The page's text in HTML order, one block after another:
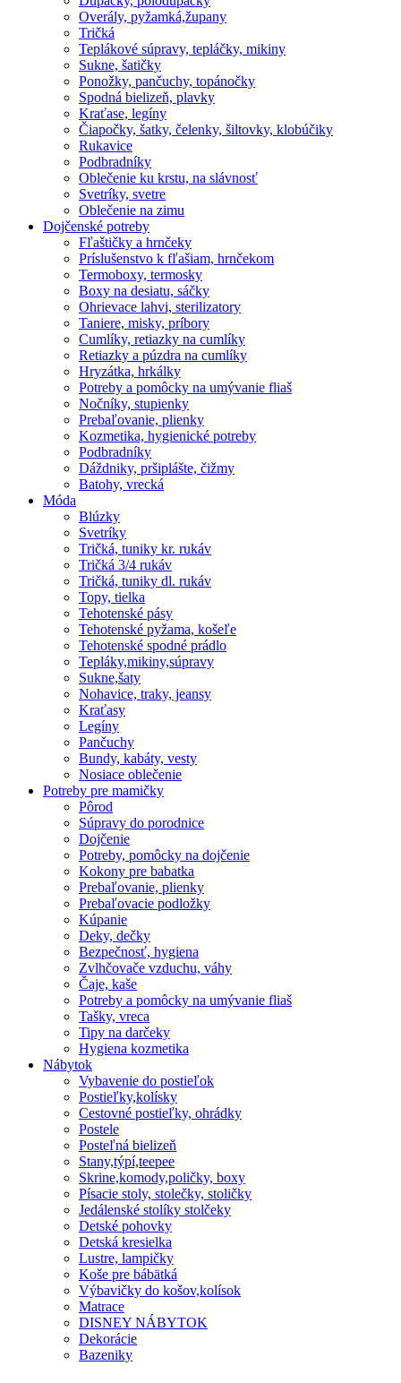
Overály, pyžamká,župany
Tričká
Teplákové súpravy, tepláčky, mikiny
Sukne, šatičky
Ponožky, pančuchy, topánočky
Spodná bielizeň, plavky
Kraťase, legíny
Čiapočky, šatky, čelenky, šiltovky, klobúčiky
Rukavice
Podbradníky
Oblečenie ku krstu, na slávnosť
Svetríky, svetre
Oblečenie na zimu
Dojčenské potreby
Fľaštičky a hrnčeky
Príslušenstvo k fľašiam, hrnčekom
Termoboxy, termosky
Boxy na desiatu, sáčky
Ohrievace lahvi, sterilizatory
Taniere, misky, príbory
Cumlíky, retiazky na cumlíky
Retiazky a púzdra na cumlíky
Hryzátka, hrkálky
Potreby a pomôcky na umývanie fliaš
Nočníky, stupienky
Prebaľovanie, plienky
Kozmetika, hygienické potreby
Podbradníky
Dáždniky, pršiplášte, čižmy
Batohy, vrecká
Móda
Blúzky
Svetríky
Tričká, tuniky kr. rukáv
Tričká 3/4 rukáv
Tričká, tuniky dl. rukáv
Topy, tielka
Tehotenské pásy
Tehotenské pyžama, košeľe
Tehotenské spodné prádlo
Tepláky,mikiny,súpravy
Sukne,šaty
Nohavice, traky, jeansy
Kraťasy
Legíny
Pančuchy
Bundy, kabáty, vesty
Nosiace oblečenie
Potreby pre mamičky
Pôrod
Súpravy do porodnice
Dojčenie
Potreby, pomôcky na dojčenie
Kokony pre babatka
Prebaľovanie, plienky
Prebaľovacie podložky
Kúpanie
Deky, dečky
Bezpečnosť, hygiena
Zvlhčovače vzduchu, váhy
Čaje, kaše
Potreby a pomôcky na umývanie fliaš
Tašky, vreca
Tipy na darčeky
Hygiena kozmetika
Nábytok
Vybavenie do postieľok
Postieľky,kolísky
Cestovné postieľky, ohrádky
Postele
Posteľná bielizeň
Stany,týpí,teepee
Skrine,komody,poličky, boxy
Písacie stoly, stolečky, stoličky
Jedálenské stolíky stolčeky
Detské pohovky
Detská kresielka
Lustre, lampičky
Koše pre bábätká
Výbavičky do košov,kolísok
Matrace
DISNEY NÁBYTOK
Dekorácie
Bazeniky